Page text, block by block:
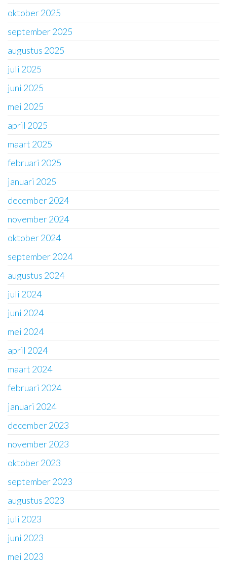
oktober 2025
september 2025
augustus 2025
juli 2025
juni 2025
mei 2025
april 2025
maart 2025
februari 2025
januari 2025
december 2024
november 2024
oktober 2024
september 2024
augustus 2024
juli 2024
juni 2024
mei 2024
april 2024
maart 2024
februari 2024
januari 2024
december 2023
november 2023
oktober 2023
september 2023
augustus 2023
juli 2023
juni 2023
mei 2023